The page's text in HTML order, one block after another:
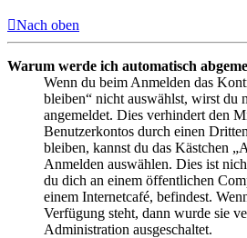
Nach oben
Warum werde ich automatisch
Wenn du beim Anmelden das
bleiben“ nicht auswählst, wirst du
angemeldet. Dies verhindert den
Benutzerkontos durch einen
bleiben, kannst du das Kästchen
Anmelden auswählen. Dies ist
du dich an einem öffentlichen
einem Internetcafé, befindest.
Verfügung steht, dann wurde sie
Administration ausgeschaltet.